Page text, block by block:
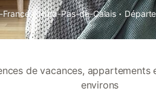
· Nord-Pas-de-Calais ·
de vacances, appartements
environs